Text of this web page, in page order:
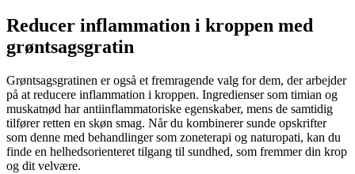
Reducer inflammation i kroppen med
grøntsagsgratin
Grøntsagsgratinen er også et fremragende valg for dem, der arbejder
på at reducere inflammation i kroppen. Ingredienser som timian og
muskatnød har antiinflammatoriske egenskaber, mens de samtidig
tilfører retten en skøn smag. Når du kombinerer sunde opskrifter
som denne med behandlinger som zoneterapi og naturopati, kan du
finde en helhedsorienteret tilgang til sundhed, som fremmer din krop
og dit velvære.